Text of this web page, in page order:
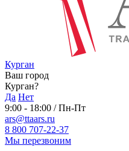
Курган
Ваш город
Курган?
Да Нет
9:00 - 18:00 / Пн-Пт
ars@ttaars.ru
8 800 707-22-37
Мы перезвоним